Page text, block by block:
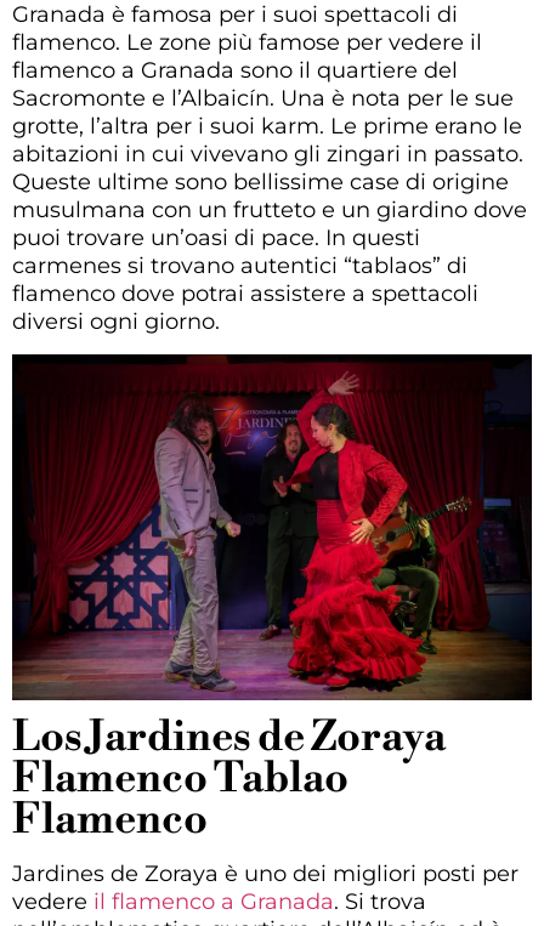
Granada è famosa per i suoi spettacoli di
flamenco. Le zone più famose per vedere il
flamenco a Granada sono il quartiere del
Sacromonte e l’Albaicín. Una è nota per le sue
grotte, l’altra per i suoi karm. Le prime erano le
abitazioni in cui vivevano gli zingari in passato.
Queste ultime sono bellissime case di origine
musulmana con un frutteto e un giardino dove
puoi trovare un’oasi di pace. In questi
carmenes si trovano autentici “tablaos” di
flamenco dove potrai assistere a spettacoli
diversi ogni giorno.
Los Jardines de Zoraya
Flamenco Tablao
Flamenco
Jardines de Zoraya è uno dei migliori posti per
vedere il flamenco a Granada. Si trova